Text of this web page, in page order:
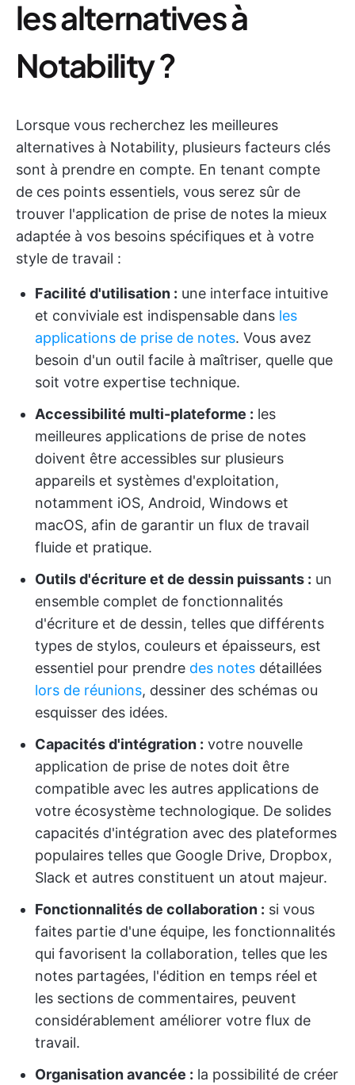
les alternatives à
Notability ?
Lorsque vous recherchez les meilleures
alternatives à Notability, plusieurs facteurs clés
sont à prendre en compte. En tenant compte
de ces points essentiels, vous serez sûr de
trouver l'application de prise de notes la mieux
adaptée à vos besoins spécifiques et à votre
style de travail :
Facilité d'utilisation : une interface intuitive
et conviviale est indispensable dans les
applications de prise de notes. Vous avez
besoin d'un outil facile à maîtriser, quelle que
soit votre expertise technique.
Accessibilité multi-plateforme : les
meilleures applications de prise de notes
doivent être accessibles sur plusieurs
appareils et systèmes d'exploitation,
notamment iOS, Android, Windows et
macOS, afin de garantir un flux de travail
fluide et pratique.
Outils d'écriture et de dessin puissants : un
ensemble complet de fonctionnalités
d'écriture et de dessin, telles que différents
types de stylos, couleurs et épaisseurs, est
essentiel pour prendre des notes détaillées
lors de réunions, dessiner des schémas ou
esquisser des idées.
Capacités d'intégration : votre nouvelle
application de prise de notes doit être
compatible avec les autres applications de
votre écosystème technologique. De solides
capacités d'intégration avec des plateformes
populaires telles que Google Drive, Dropbox,
Slack et autres constituent un atout majeur.
Fonctionnalités de collaboration : si vous
faites partie d'une équipe, les fonctionnalités
qui favorisent la collaboration, telles que les
notes partagées, l'édition en temps réel et
les sections de commentaires, peuvent
considérablement améliorer votre flux de
travail.
Organisation avancée : la possibilité de créer